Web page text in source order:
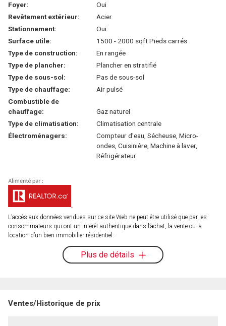
Foyer:
Oui
Revêtement extérieur:
Acier
Stationnement:
Oui
Surface utile:
1500 - 2000 sqft Pieds carrés
Type de construction:
En rangée
Type de plancher:
Plancher en stratifié
Type de sous-sol:
Pas de sous-sol
Type de chauffage:
Air pulsé
Combustible de
chauffage:
Gaz naturel
Type de climatisation:
Climatisation centrale
Électroménagers:
Compteur d'eau, Sécheuse, Micro-
ondes, Cuisinière, Machine à laver,
Réfrigérateur
L’accès aux données vendues sur ce site Web ne peut être utilisé que par les
consommateurs qui ont un intérêt authentique dans l’achat, la vente ou la
location d’un bien immobilier résidentiel.
Plus de détails
Ventes/Historique de prix